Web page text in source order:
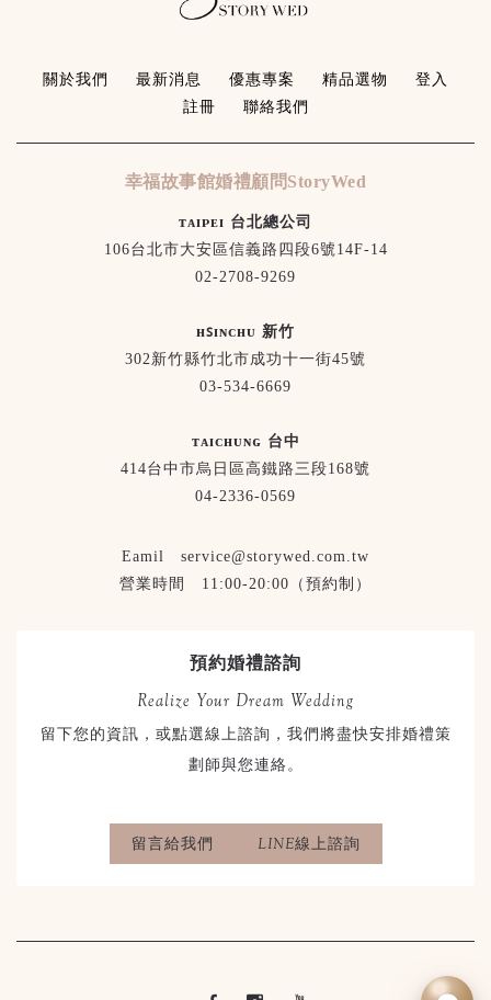
關於我們 最新消息 優惠專案 精品選物
登入
註冊
聯絡我們
幸福故事館婚禮顧問StoryWed
ᴛᴀɪᴘᴇɪ 台北總公司
106台北市大安區信義路四段6號14F-14
02-2708-9269
ʜꜱɪɴᴄʜᴜ 新竹
302新竹縣竹北市成功十一街45號
03-534-6669
ᴛᴀɪᴄʜᴜɴɢ 台中
414台中市烏日區高鐵路三段168號
04-2336-0569
Eamil service@storywed.com.tw
營業時間 11:00-20:00（預約制）
預約婚禮諮詢
Realize Your Dream Wedding
留下您的資訊，或點選線上諮詢，我們將盡快安排婚禮策
劃師與您連絡。
留言給我們 LINE線上諮詢